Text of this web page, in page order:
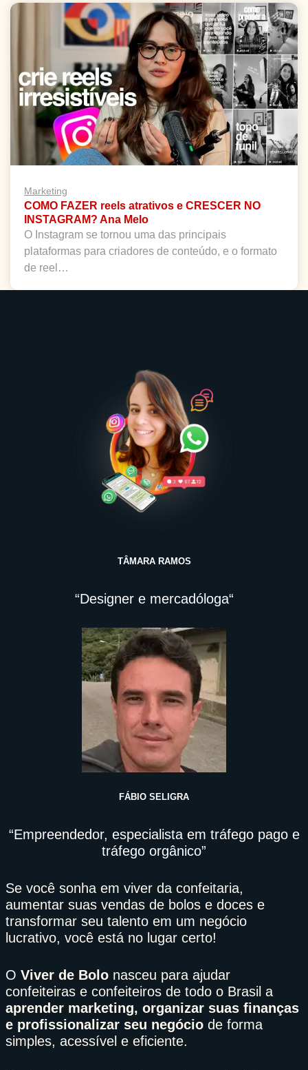
Marketing
COMO FAZER reels atrativos e CRESCER NO
INSTAGRAM? Ana Melo
O Instagram se tornou uma das principais
plataformas para criadores de conteúdo, e o formato
de reel…
TÂMARA RAMOS
“Designer e mercadóloga“
FÁBIO SELIGRA
“Empreendedor, especialista em tráfego pago e
tráfego orgânico”
Se você sonha em viver da confeitaria,
aumentar suas vendas de bolos e doces e
transformar seu talento em um negócio
lucrativo, você está no lugar certo!
O Viver de Bolonasceu para ajudar
confeiteiras e confeiteiros de todo o Brasil a
aprender marketing, organizar suas finanças
e profissionalizar seu negóciode forma
simples, acessível e eficiente.